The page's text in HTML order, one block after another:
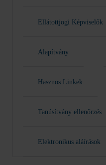
Ellátottjogi Képviselők
Alapítvány
Hasznos Linkek
Tanúsítvány ellenőrzés
Elektronikus aláírások